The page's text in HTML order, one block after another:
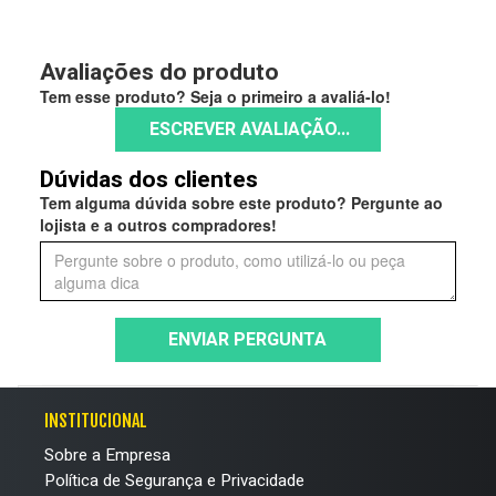
Avaliações do produto
Tem esse produto? Seja o primeiro a avaliá-lo!
ESCREVER AVALIAÇÃO...
Dúvidas dos clientes
Tem alguma dúvida sobre este produto? Pergunte ao
lojista e a outros compradores!
ENVIAR PERGUNTA
INSTITUCIONAL
Sobre a Empresa
Política de Segurança e Privacidade